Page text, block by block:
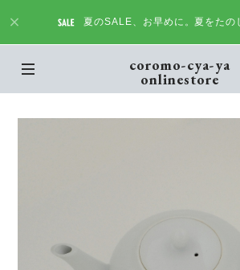
夏のSALE、お早めに。夏をたの
coromo-cya-ya
onlinestore